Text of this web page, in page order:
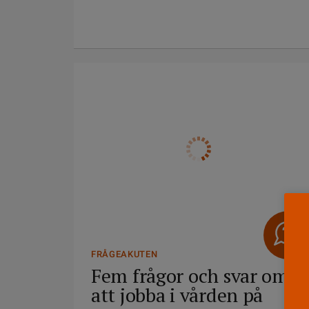
FRÅGEAKUTEN
Fem frågor och svar om
att jobba i vården på